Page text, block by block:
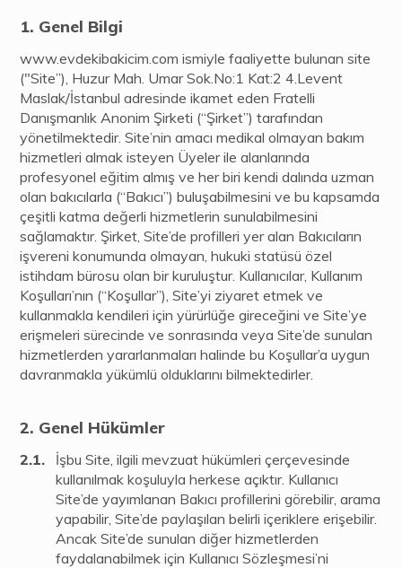
Genel Bilgi
www.evdekibakicim.com ismiyle faaliyette bulunan site
("Site”), Huzur Mah. Umar Sok.No:1 Kat:2 4.Levent
Maslak/İstanbul adresinde ikamet eden Fratelli
Danışmanlık Anonim Şirketi (“Şirket”) tarafından
yönetilmektedir. Site’nin amacı medikal olmayan bakım
hizmetleri almak isteyen Üyeler ile alanlarında
profesyonel eğitim almış ve her biri kendi dalında uzman
olan bakıcılarla (“Bakıcı”) buluşabilmesini ve bu kapsamda
çeşitli katma değerli hizmetlerin sunulabilmesini
sağlamaktır. Şirket, Site’de profilleri yer alan Bakıcıların
işvereni konumunda olmayan, hukuki statüsü özel
istihdam bürosu olan bir kuruluştur. Kullanıcılar, Kullanım
Koşulları’nın (“Koşullar”), Site’yi ziyaret etmek ve
kullanmakla kendileri için yürürlüğe gireceğini ve Site’ye
erişmeleri sürecinde ve sonrasında veya Site’de sunulan
hizmetlerden yararlanmaları halinde bu Koşullar’a uygun
davranmakla yükümlü olduklarını bilmektedirler.
Genel Hükümler
İşbu Site, ilgili mevzuat hükümleri çerçevesinde
kullanılmak koşuluyla herkese açıktır. Kullanıcı
Site’de yayımlanan Bakıcı profillerini görebilir, arama
yapabilir, Site’de paylaşılan belirli içeriklere erişebilir.
Ancak Site’de sunulan diğer hizmetlerden
faydalanabilmek için Kullanıcı Sözleşmesi’ni